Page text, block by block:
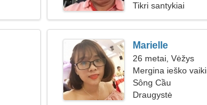
Tikri santykiai
Marielle
26 metai, Vėžys
Mergina ieško
Sông Cầu
Draugystė